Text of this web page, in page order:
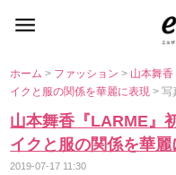
ホーム> ファッション> 山本舞
イクと服の関係を華麗に表現> 写
山本舞香『LARME』
イクと服の関係を華麗
2019-07-17 11:30